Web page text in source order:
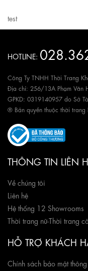
test
HOTLINE:
Công Ty TNHH Thời Trang
Địa chỉ: 256/13A Phạm Văn
GPKD: 0319140957 do Sở
® Bản quyền thuộc thời trang
THÔNG TIN LIÊN
Về chúng tôi
Liên hệ
Hệ thống 12 Showrooms
Thời trang nữ-Thời trang
HỖ TRỢ KHÁCH
Chính sách bảo mật